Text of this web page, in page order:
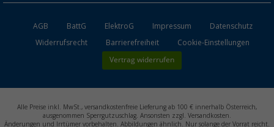
AGB BattG ElektroG Impressum
Datenschutz
Widerrufsrecht
Barrierefreiheit Cookie-Einstellungen
Vertrag widerrufen
Alle Preise inkl. MwSt., versandkostenfreie Lieferung ab 100 € innerhalb Österreich,
ausgenommen Sperrgutzuschlag. Ansonsten zzgl. Versandkosten.
Änderungen und Irrtümer vorbehalten. Abbildungen ähnlich. Nur solange der Vorrat reicht.